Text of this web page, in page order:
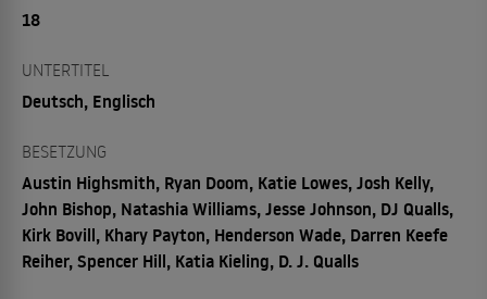
18
UNTERTITEL
Deutsch, Englisch
BESETZUNG
Austin Highsmith, Ryan Doom, Katie Lowes, Josh Kelly,
John Bishop, Natashia Williams, Jesse Johnson, DJ Qualls,
Kirk Bovill, Khary Payton, Henderson Wade, Darren Keefe
Reiher, Spencer Hill, Katia Kieling, D. J. Qualls